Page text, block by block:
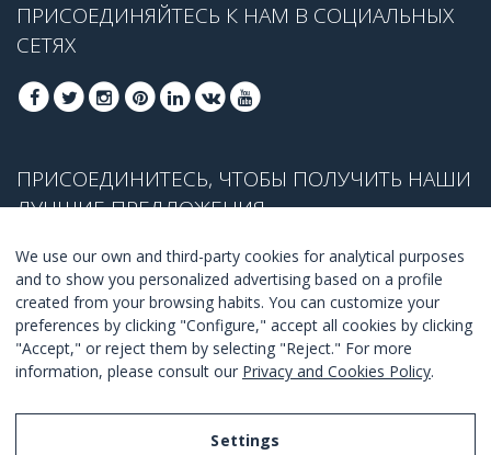
ПРИСОЕДИНЯЙТЕСЬ К НАМ В СОЦИАЛЬНЫХ
СЕТЯХ
ПРИСОЕДИНИТЕСЬ, ЧТОБЫ ПОЛУЧИТЬ НАШИ
ЛУЧШИЕ ПРЕДЛОЖЕНИЯ
ПРИСОЕДЕНИТЬСЯ
Я согласен справилами и условиями.
We use our own and third-party cookies for analytical purposes
and to show you personalized advertising based on a profile
created from your browsing habits. You can customize your
preferences by clicking "Configure," accept all cookies by clicking
"Accept," or reject them by selecting "Reject." For more
information, please consult our Privacy and Cookies Policy.
Settings